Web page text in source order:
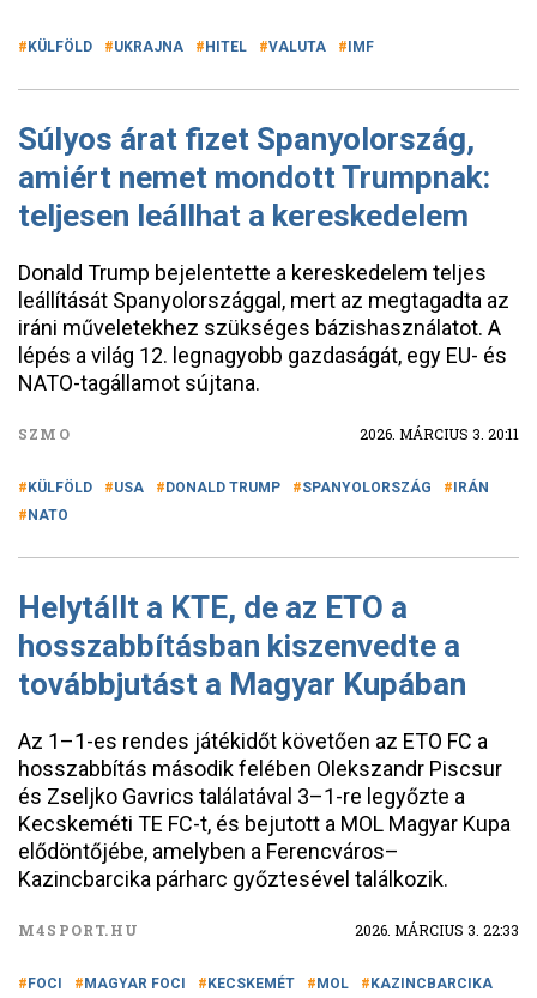
KÜLFÖLD UKRAJNA HITEL VALUTA IMF
Súlyos árat fizet Spanyolország,
amiért nemet mondott Trumpnak:
teljesen leállhat a kereskedelem
Donald Trump bejelentette a kereskedelem teljes
leállítását Spanyolországgal, mert az megtagadta az
iráni műveletekhez szükséges bázishasználatot. A
lépés a világ 12. legnagyobb gazdaságát, egy EU- és
NATO-tagállamot sújtana.
SZMO 2026. MÁRCIUS 3. 20:11
KÜLFÖLD USA DONALD TRUMP SPANYOLORSZÁG
IRÁN
NATO
Helytállt a KTE, de az ETO a
hosszabbításban kiszenvedte a
továbbjutást a Magyar Kupában
Az 1–1-es rendes játékidőt követően az ETO FC a
hosszabbítás második felében Olekszandr Piscsur
és Zseljko Gavrics találatával 3–1-re legyőzte a
Kecskeméti TE FC-t, és bejutott a MOL Magyar Kupa
elődöntőjébe, amelyben a Ferencváros–
Kazincbarcika párharc győztesével találkozik.
M4SPORT.HU 2026. MÁRCIUS 3. 22:33
FOCI MAGYAR FOCI KECSKEMÉT MOL
KAZINCBARCIKA